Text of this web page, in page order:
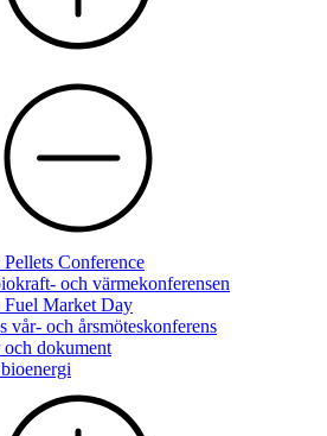
Conference
och värmekonferensen
Fuel Market Day
vår- och årsmöteskonferens
dokument